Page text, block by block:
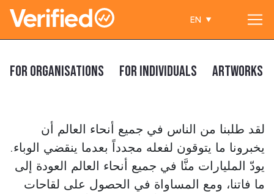
Main Navigation EN
For Organisations For Individuals Artworks
لقد طلبنا من الناس في جميع أنحاء العالم أن
يخبرونا ما يتوقون لفعله مجدداً بعدما ينقضي الوباء.
يودّ المليارات منَّا في جميع أنحاء العالم العودة إلى
ما فاتنا، ومع المساواة في الحصول على لقاحات